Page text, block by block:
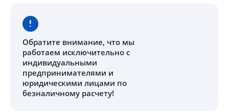
Обратите внимание, что мы
работаем исключительно с
индивидуальными
предпринимателями и
юридическими лицами по
безналичному расчету!